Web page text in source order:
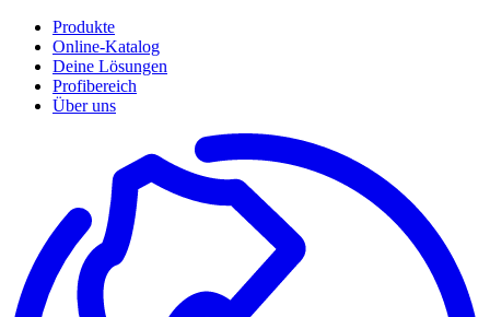
Produkte
Online-Katalog
Deine Lösungen
Profibereich
Über uns